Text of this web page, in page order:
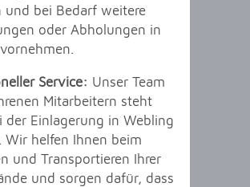
und bei Bedarf weitere
oder Abholungen in
Service: Unser Team
Mitarbeitern steht
der Einlagerung in Webling
Wir helfen Ihnen beim
und Transportieren Ihrer
und sorgen dafür, dass